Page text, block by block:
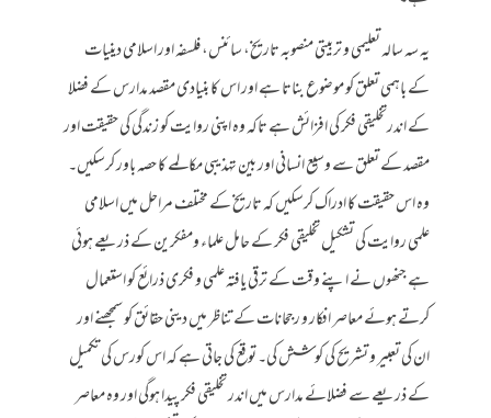
یہ سہ سالہ تعلیمی و تربیتی منصوبہ تاریخ، سائنس، فلسفہ اور اسلامی دینیات
کے باہمی تعلق کو موضوع بناتا ہے اور اس کا بنیادی مقصد مدارس کے فضلا
کے اندرتخلیقی فکر کی افزائش ہے تاکہ وہ اپنی روایت کو زندگی کی حقیقت اور
مقصد کے تعلق سے وسیع انسانی اور بین تہذیبی مکالمے کا حصہ باور کرسکیں۔
وہ اس حقیقت کا ادراک کرسکیں کہ تاریخ کے مختلف مراحل میں اسلامی
علمی روایت کی تشکیل تخلیقی فکر کے حامل علماء ومفکرین کے ذریعے ہوئی
ہے جنھوں نے اپنے وقت کے ترقی یافتہ علمی و فکری ذرائع کو استعمال
کرتے ہوئے معاصر افکار و رجحانات کے تناظر میں دینی حقائق کو سمجھنے اور
ان کی تعبیر و تشریح کی کوشش کی۔ توقع کی جاتی ہے کہ اس کورس کی تکمیل
کے ذریعے سے فضلائے مدارس میں اندر تخلیقی فکر پیدا ہوگی اور وہ معاصر